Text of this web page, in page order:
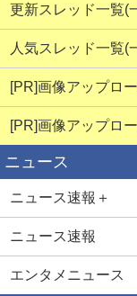
更新スレッド一覧(
人気スレッド一覧(
[PR]画像アップロ
[PR]画像アップロ
ニュース
ニュース速報＋
ニュース速報
エンタメニュース